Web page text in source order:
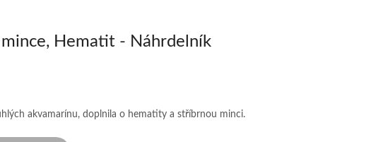
Hematit - Náhrdelník
akvamarínu, doplnila o hematity a stříbrnou minci.